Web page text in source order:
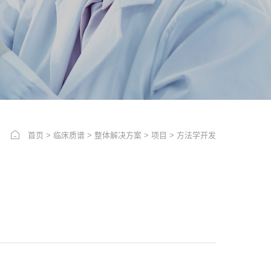
首页 > 临床质谱> 整体解决方案 > 项目 > 方法学开发